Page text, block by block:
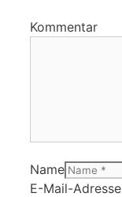
Kommentar
Name
E-Mail-Adresse